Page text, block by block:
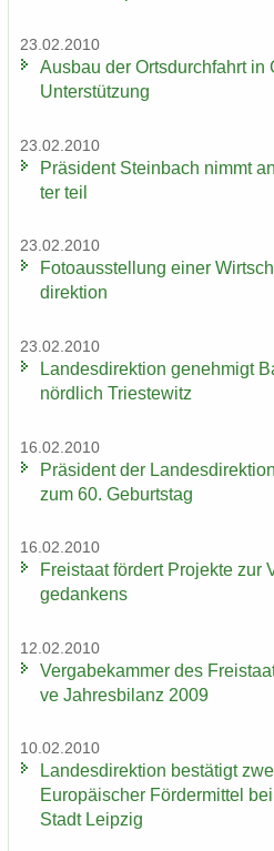
23.02.2010
Aus­bau der Orts­durch­fahrt
Un­ter­stüt­zung
23.02.2010
Prä­si­dent Stein­bach nimmt
ter teil
23.02.2010
Fo­to­aus­stel­lung einer
di­rek­ti­on
23.02.2010
Lan­des­di­rek­ti­on ge­neh­migt
nörd­lich Tri­es­te­witz
16.02.2010
Prä­si­dent der
zum 60. Ge­burts­tag
16.02.2010
Frei­staat för­dert Pro­jek­te zur
ge­dan­kens
12.02.2010
Ver­ga­be­kam­mer des
ve Jah­res­bi­lanz 2009
10.02.2010
Lan­des­di­rek­ti­on be­stä­tigt
Eu­ro­päi­scher För­der­mit­tel
Stadt Leip­zig